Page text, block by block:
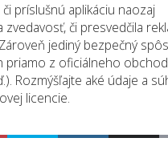
príslušnú aplikáciu naozaj
či presvedčila
jediný bezpečný
priamo z oficiálneho
Rozmýšľajte aké údaje a
licencie.